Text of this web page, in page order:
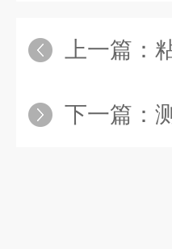
上一篇：
下一篇：